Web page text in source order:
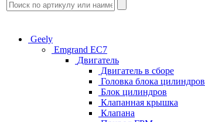
Geely
Emgrand EC7
Двигатель
Двигатель в сборе
Головка блока цилиндров
Блок цилиндров
Клапанная крышка
Клапана